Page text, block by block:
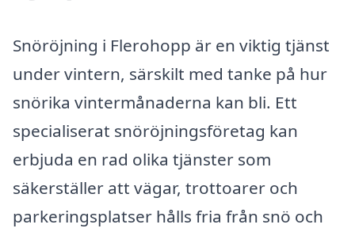
Snöröjning i Flerohopp är en viktig tjänst
under vintern, särskilt med tanke på hur
snörika vintermånaderna kan bli. Ett
specialiserat snöröjningsföretag kan
erbjuda en rad olika tjänster som
säkerställer att vägar, trottoarer och
parkeringsplatser hålls fria från snö och